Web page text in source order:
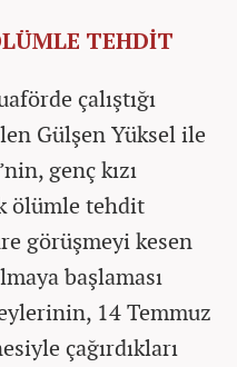
TEHDİT
çalıştığı
Gülşen Yüksel ile
genç kızı
ölümle tehdit
görüşmeyi kesen
başlaması
14 Temmuz
çağırdıkları